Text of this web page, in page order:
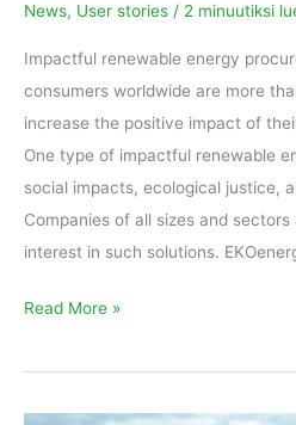
News, User stories / 2 minuutiksi
Impactful renewable energy
consumers worldwide are more
increase the positive impact of
One type of impactful renewable
social impacts, ecological justice,
Companies of all sizes and
interest in such solutions.
Read More »